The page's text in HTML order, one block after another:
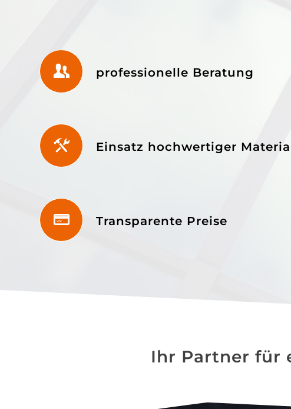
professionelle Beratung
Einsatz hochwertiger
Transparente Preise
Ihr Partner für